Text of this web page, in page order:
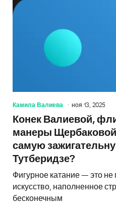
Камила Валиева ноя 13, 2025
Конек Валиевой,
манеры
самую
Тутберидзе?
Фигурное катание — это не
искусство, наполненное
бесконечным